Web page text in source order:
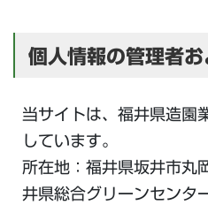
個人情報の管理者
当サイトは、福井県造園
しています。
所在地：福井県坂井市
井県総合グリーンセンタ